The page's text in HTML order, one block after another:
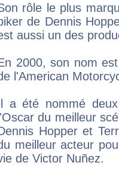
rôle le plus
de Dennis
aussi un des
2000, son nom
l'American
a été nommé
du meilleur
Hopper et
meilleur acteur
de Victor Nuñez.